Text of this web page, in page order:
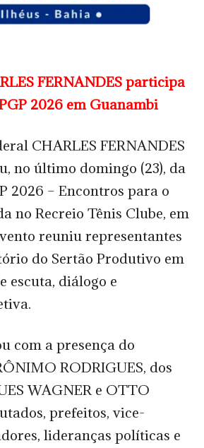
FERNANDES participa
2026 em Guanambi
CHARLES FERNANDES
no último domingo (23), da
2026 – Encontros para o
no Recreio Tênis Clube, em
reuniu representantes
do Sertão Produtivo em
escuta, diálogo e
com a presença do
RODRIGUES, dos
WAGNER e OTTO
prefeitos, vice-
lideranças políticas e